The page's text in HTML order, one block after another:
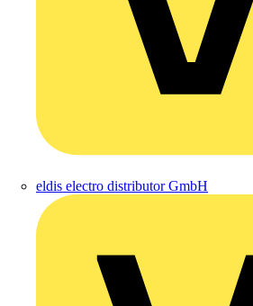
eldis electro distributor GmbH